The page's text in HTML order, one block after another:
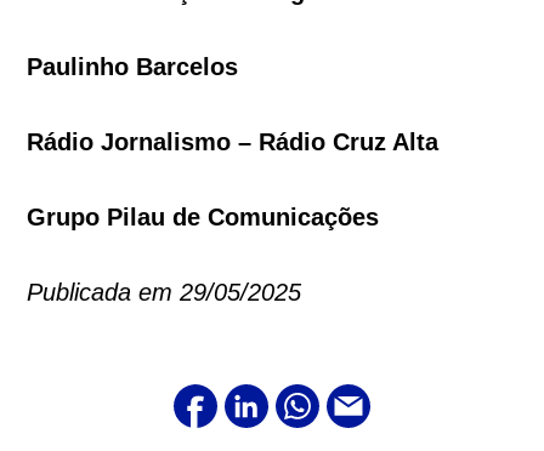
Paulinho Barcelos
Rádio Jornalismo – Rádio Cruz Alta
Grupo Pilau de Comunicações
Publicada em 29/05/2025